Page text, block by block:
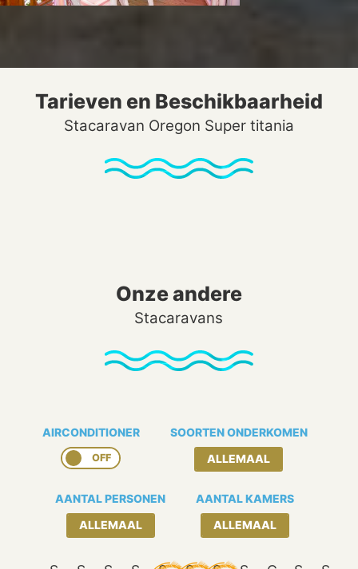
Tarieven en Beschikbaarheid
Stacaravan Oregon Super titania
Onze andere
Stacaravans
AIRCONDITIONER
SOORTEN ONDERKOMEN
ALLEMAAL
AANTAL PERSONEN
ALLEMAAL
AANTAL KAMERS
ALLEMAAL